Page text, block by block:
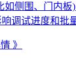
如侧围、门内
调试进度和批
》